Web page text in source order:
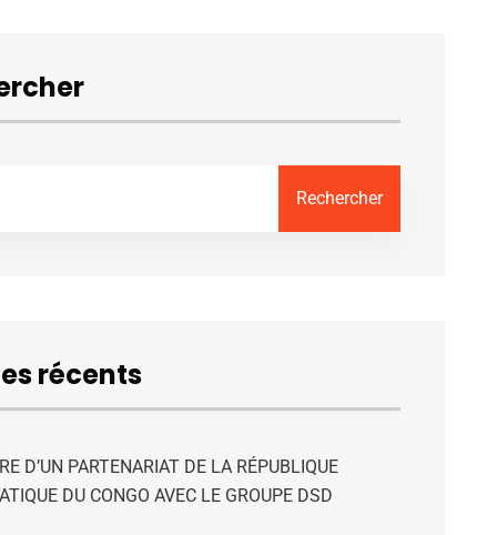
Rechercher
récents
D’UN PARTENARIAT DE LA RÉPUBLIQUE
DU CONGO AVEC LE GROUPE DSD